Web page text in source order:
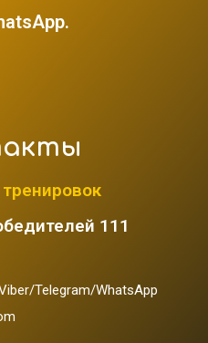
111
Telegram/WhatsApp